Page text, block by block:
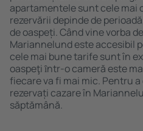
apartamentele sunt cele mai
rezervării depinde de
de oaspeți. Când vine vorba
Mariannelund este accesibil
cele mai bune tarife sunt în
oaspeţi ȋntr-o cameră este
fiecare va fi mai mic. Pentru
rezervați cazare în
săptămână.